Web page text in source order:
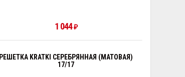
1 044₽
РЕШЕТКА KRATKI СЕРЕБРЯННАЯ (МАТОВАЯ)
17/17